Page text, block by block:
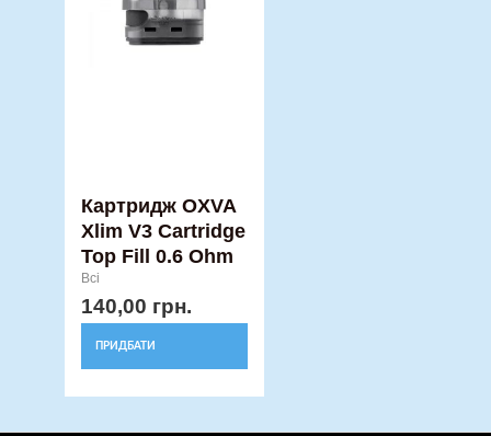
Картридж OXVA
Xlim V3 Cartridge
Top Fill 0.6 Ohm
Всі
140,00 грн.
ПРИДБАТИ